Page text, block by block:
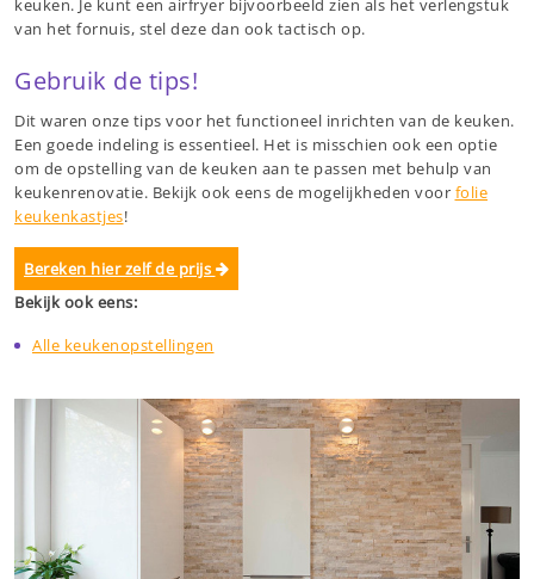
keuken. Je kunt een airfryer bijvoorbeeld zien als het verlengstuk
van het fornuis, stel deze dan ook tactisch op.
Gebruik de tips!
Dit waren onze tips voor het functioneel inrichten van de keuken.
Een goede indeling is essentieel. Het is misschien ook een optie
om de opstelling van de keuken aan te passen met behulp van
keukenrenovatie. Bekijk ook eens de mogelijkheden voor folie
keukenkastjes!
Bereken hier zelf de prijs
Bekijk ook eens:
Alle keukenopstellingen